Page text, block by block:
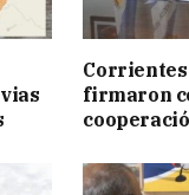
firmaron